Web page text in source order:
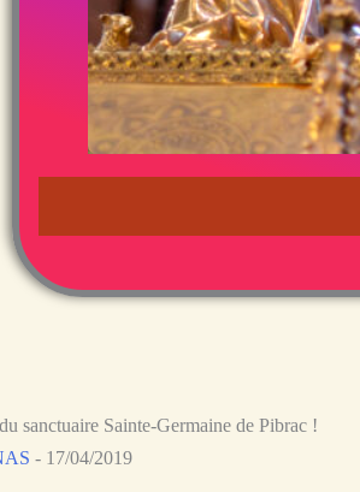
sanctuaire Sainte-Germaine de Pibrac !
- 17/04/2019